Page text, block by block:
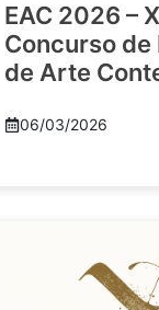
EAC 2026 –
Concurso
de Arte
06/03/2026